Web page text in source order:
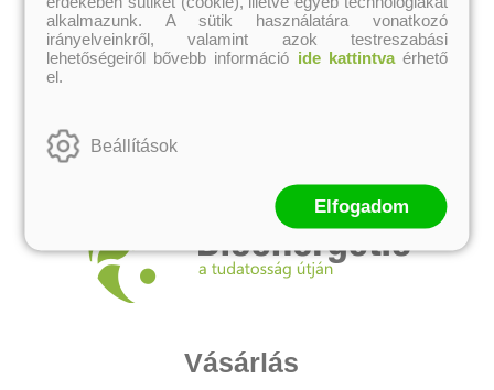
Vásárlás
alkalmazunk. A sütik használatára vonatkozó
irányelveinkről, valamint azok testreszabási
lehetőségeiről bővebb információ ide kattintvaérhető
el.
Beállítások
Elfogadom